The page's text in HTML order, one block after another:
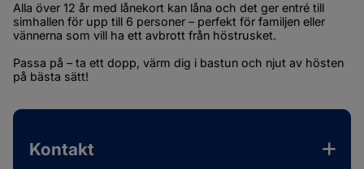
Alla över 12 år med lånekort kan låna och det ger entré till
simhallen för upp till 6 personer – perfekt för familjen eller
vännerna som vill ha ett avbrott från höstrusket.
Passa på – ta ett dopp, värm dig i bastun och njut av hösten
på bästa sätt!
Kontakt